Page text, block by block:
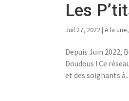
Les
Juil 27, 2022|A la une
Depuis Juin 2022,
Doudous ! Ce
et des soignants à...